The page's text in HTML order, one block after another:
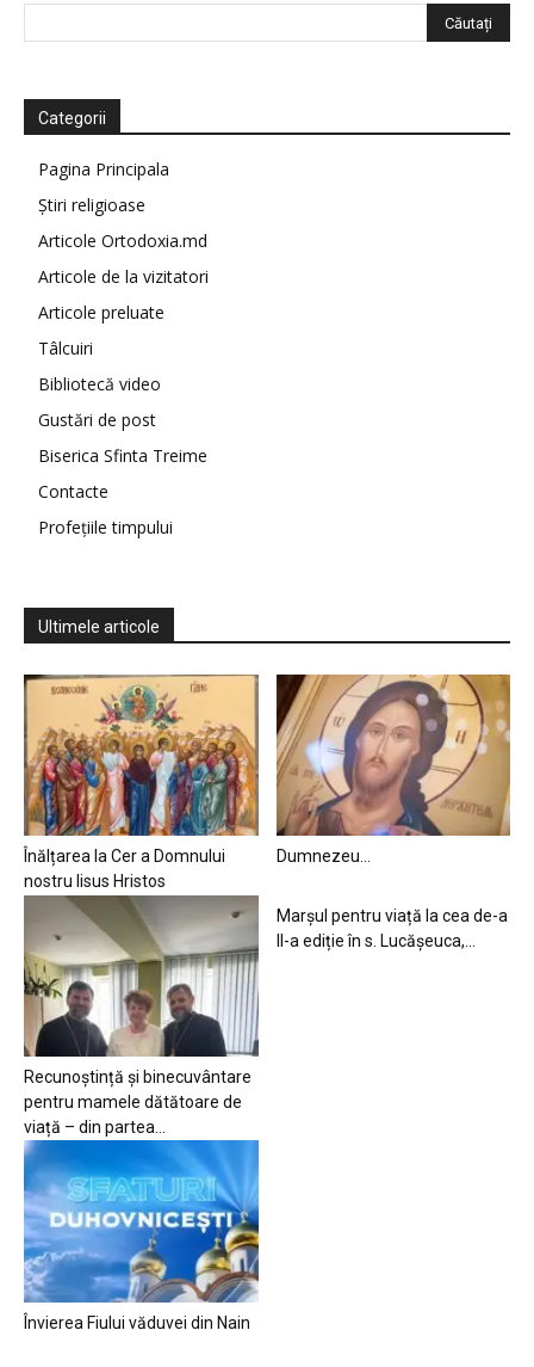
Categorii
Pagina Principala
Știri religioase
Articole Ortodoxia.md
Articole de la vizitatori
Articole preluate
Tâlcuiri
Bibliotecă video
Gustări de post
Biserica Sfinta Treime
Contacte
Profețiile timpului
Ultimele articole
Înălțarea la Cer a Domnului
nostru Iisus Hristos
Dumnezeu…
Recunoștință și binecuvântare
pentru mamele dătătoare de
viață – din partea...
Marșul pentru viață la cea de-a
II-a ediție în s. Lucășeuca,...
Învierea Fiului văduvei din Nain